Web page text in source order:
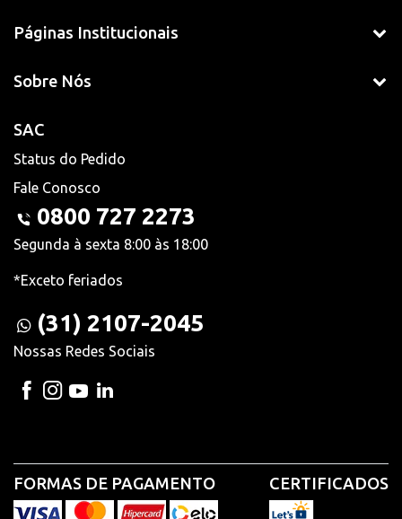
Páginas Institucionais
Sobre Nós
SAC
Status do Pedido
Fale Conosco
0800 727 2273
Segunda à sexta 8:00 às 18:00
*Exceto feriados
(31) 2107-2045
Nossas Redes Sociais
FORMAS DE PAGAMENTO CERTIFICADOS